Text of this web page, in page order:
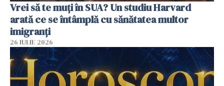
Vrei să te muți în SUA? Un studiu Harvard
arată ce se întâmplă cu sănătatea multor
imigranți
26 IULIE 2026